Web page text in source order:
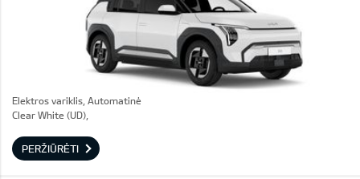
Elektros variklis, Automatinė
Clear White (UD),
PERŽIŪRĖTI